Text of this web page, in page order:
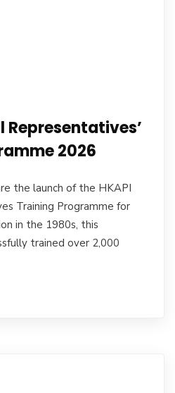
Representatives’
2026
the launch of the HKAPI
Training Programme for
in the 1980s, this
trained over 2,000